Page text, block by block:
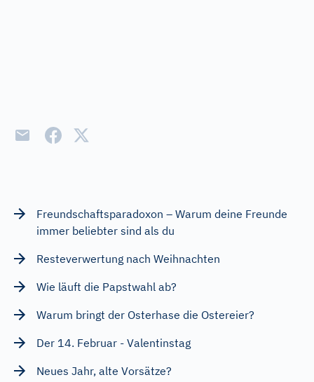
Freundschaftsparadoxon – Warum deine Freunde
immer beliebter sind als du
Resteverwertung nach Weihnachten
Wie läuft die Papstwahl ab?
Warum bringt der Osterhase die Ostereier?
Der 14. Februar - Valentinstag
Neues Jahr, alte Vorsätze?